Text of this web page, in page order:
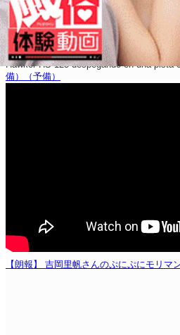
Hawker HS 125 despegando en una pista
備）
（予備）
【朗報】 吉岡里帆さんのぷにぷにモリマ